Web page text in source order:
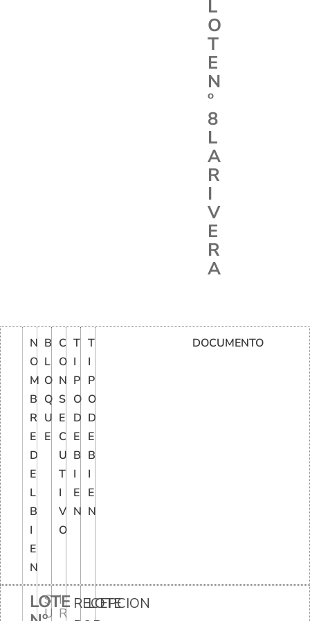
L
O
T
E
N
º
8
L
A
R
I
V
E
R
A
N
O
M
B
R
E
D
E
L
B
I
E
N
B
L
O
Q
U
E
C
O
N
S
E
C
U
T
I
V
O
T
I
P
O
D
E
B
I
E
N
T
I
P
O
D
E
B
I
E
N
DOCUMENTO
LOTE
S
U
I
R
RECEPCION
LOTE